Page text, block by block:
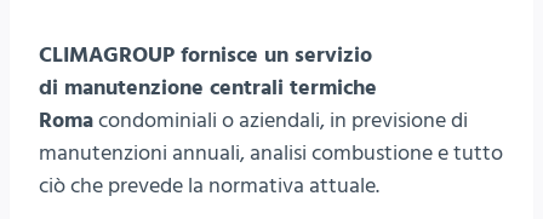
CLIMAGROUP fornisce un servizio
di manutenzione centrali termiche
Romacondominiali o aziendali, in previsione di
manutenzioni annuali, analisi combustione e tutto
ciò che prevede la normativa attuale.